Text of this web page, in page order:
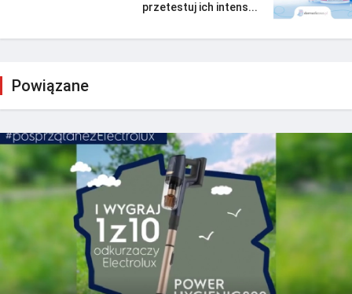
przetestuj ich intens...
Powiązane